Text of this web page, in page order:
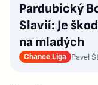
Pardubický
Slavií: Je
na mladých
Chance Liga Pavel